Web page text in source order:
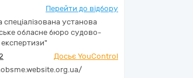
Перейти до відбору
установа
обласне бюро судово-
експертизи"
Досьє YouControl